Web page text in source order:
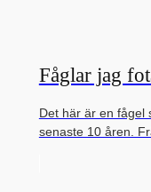
Fåglar jag
Det här är en fågel
senaste 10 åren.